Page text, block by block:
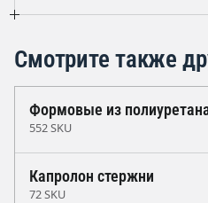
Смотрите также
Формовые из
552 SKU
Капролон стержни
72 SKU